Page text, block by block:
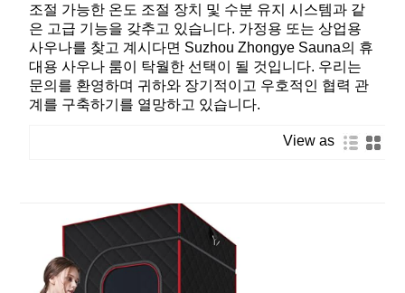
조절 가능한 온도 조절 장치 및 수분 유지 시스템과 같
은 고급 기능을 갖추고 있습니다. 가정용 또는 상업용
사우나를 찾고 계시다면 Suzhou Zhongye Sauna의 휴
대용 사우나 룸이 탁월한 선택이 될 것입니다. 우리는
문의를 환영하며 귀하와 장기적이고 우호적인 협력 관
계를 구축하기를 열망하고 있습니다.
View as